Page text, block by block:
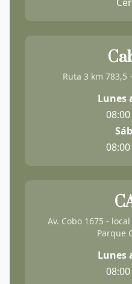
Ruta 3 km 783,5
Lunes
Av. Cobo 1675 -
Parque
Lunes